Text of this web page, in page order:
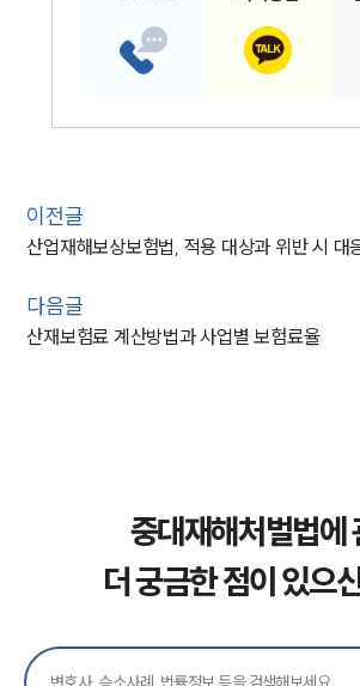
이전글
산업재해보상보험법, 적용 대상과 위반 시 대
다음글
산재보험료 계산방법과 사업별 보험료율
중대재해처벌법에
더 궁금한 점이 있으